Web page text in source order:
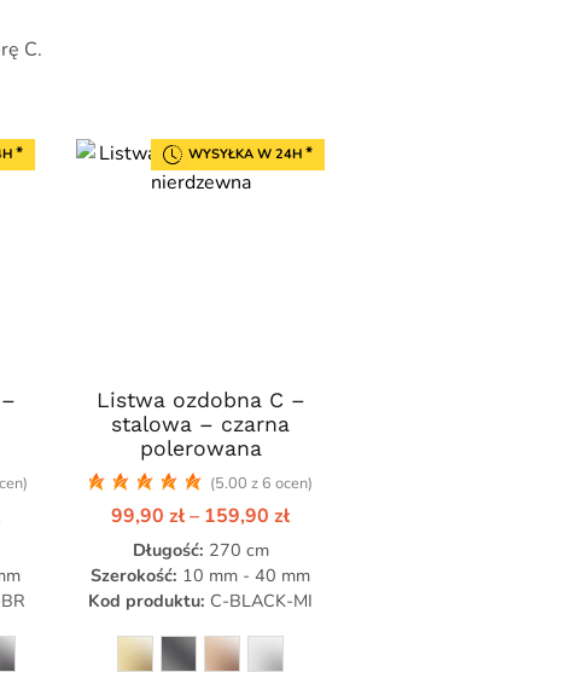
C.
*
Zakres
99,90 zł
do
159,90 zł
WYSYŁKA W 24H *
Listwa ozdobna C –
stalowa – czarna
polerowana
(5.00 z 6 ocen)
99,90 zł– 159,90 złZakres
99,90 zł
do
159,90 zł
Długość: 270 cm
Szerokość: 10 mm - 40 mm
Kod produktu: C-BLACK-MI
Ten
produkt
ma
wiele
wariantów.
Opcje
można
wybrać
na
stronie